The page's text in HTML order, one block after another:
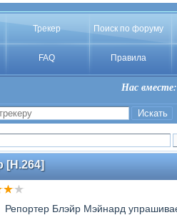
Трекер Поиск по форуму
FAQ Правила
Нас
[H.264]
Репортер Блэйр Мэйнард